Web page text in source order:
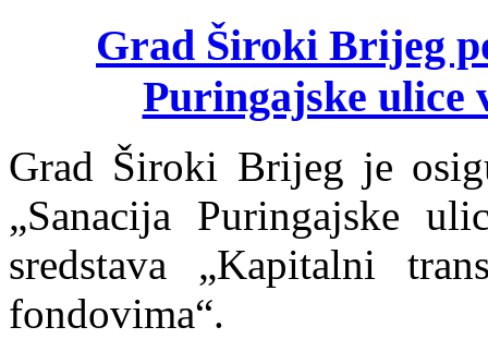
Grad Široki Brijeg
Puringajske ulice
Grad Široki Brijeg je
„Sanacija Puringajske
sredstava „Kapitalni
fondovima“.